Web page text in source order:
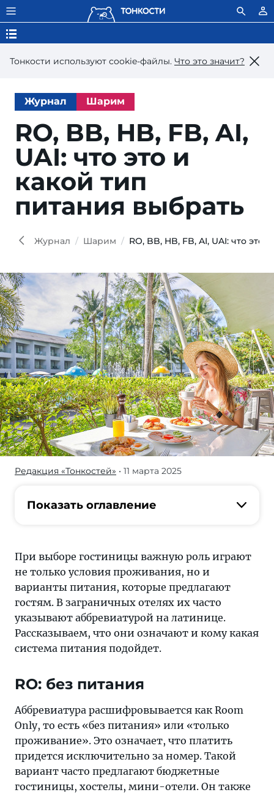
Тонкости используют сookie-файлы. Что это значит?
Журнал Шарим
RO, BB, HB, FB, AI,
UAI: что это и
какой тип
питания выбрать
Журнал Шарим RO, BB, HB, FB, AI, UAI: что это
В
отелях
указывают
аббревиатурой
на
Рассказываем,
и
кому
какая
система
питания
подойдёт
Редакция «Тонкостей» • 11 марта 2025
Показать оглавление
При выборе гостиницы важную роль играют
не только условия проживания, но и
варианты питания, которые предлагают
гостям. В заграничных отелях их часто
указывают аббревиатурой на латинице.
Рассказываем, что они означают и кому какая
система питания подойдет.
RO: без питания
Аббревиатура расшифровывается как Room
Only, то есть «без питания» или «только
проживание». Это означает, что платить
придется исключительно за номер. Такой
вариант часто предлагают бюджетные
гостиницы, хостелы, мини-отели. Он также